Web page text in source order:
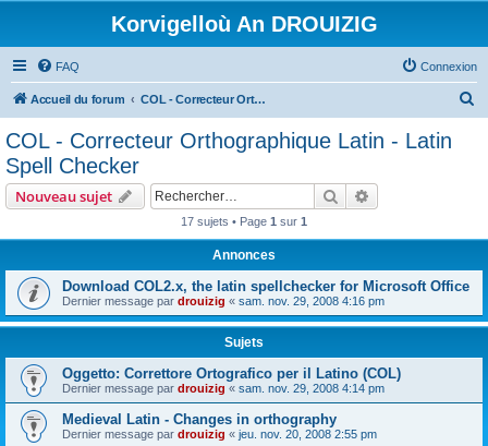
Korvigelloù An DROUIZIG
FAQ Connexion
Accueil du forum COL - Correcteur Orthographique Latin - Latin Spell Checker
COL - Correcteur Orthographique Latin - Latin
Spell Checker
Nouveau sujet Rechercher
17 sujets • Page 1 sur 1
Annonces
Download COL2.x, the latin spellchecker for Microsoft Office
Dernier message par drouizig « sam. nov. 29, 2008 4:16 pm
Sujets
Oggetto: Correttore Ortografico per il Latino (COL)
Dernier message par drouizig « sam. nov. 29, 2008 4:14 pm
Medieval Latin - Changes in orthography
Dernier message par drouizig « jeu. nov. 20, 2008 2:55 pm